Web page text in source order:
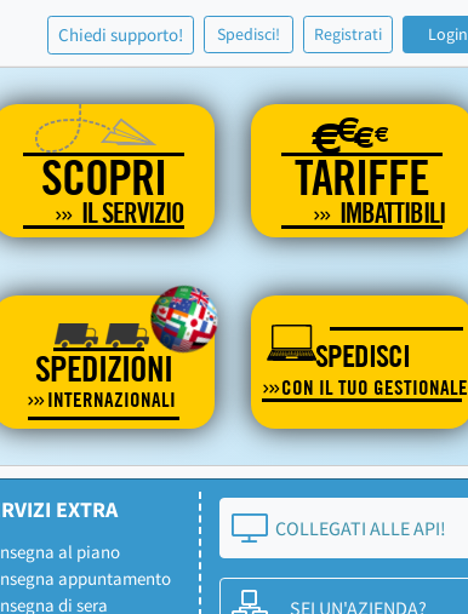
Chiedi supporto! Spedisci! Registrati Login
SCOPRI
IL SERVIZIO
€€€€
TARIFFE
IMBATTIBILI
SPEDIZIONI
INTERNAZIONALI
SPEDISCI
CON IL TUO GESTIONALE
EXTRA
al piano
appuntamento
di sera
COLLEGATI ALLE API!
SEI UN'AZIENDA?